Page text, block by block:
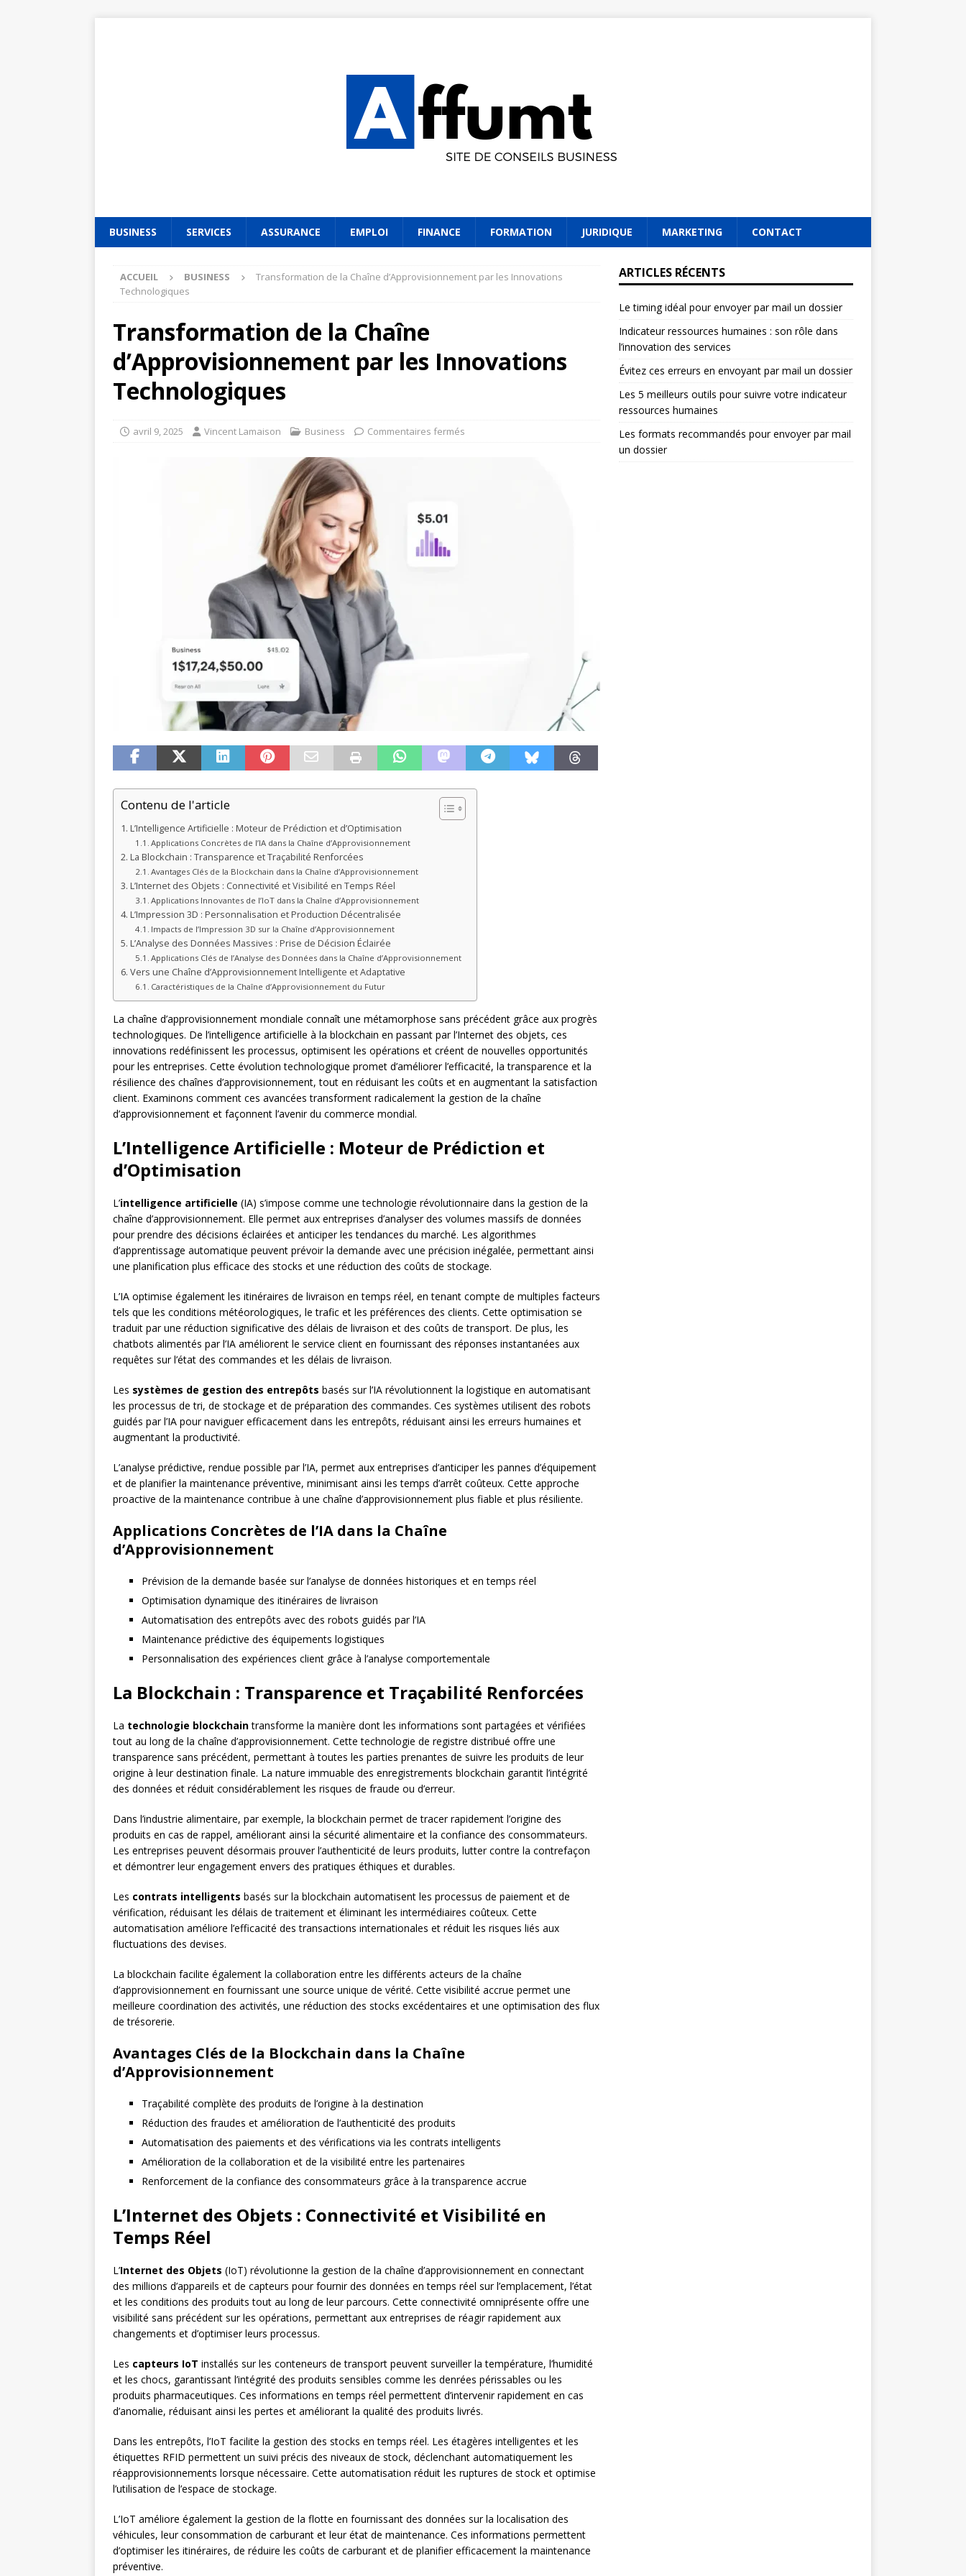
BUSINESS SERVICES ASSURANCE EMPLOI FINANCE FORMATION JURIDIQUE MARKETING CONTACT
ACCUEIL BUSINESS
Transformation de la Chaîne d’Approvisionnement par les Innovations
Technologiques
Transformation de la Chaîne
d’Approvisionnement par les Innovations
Technologiques
avril 9, 2025 Vincent Lamaison Business Commentaires fermés
Contenu de l'article
L’Intelligence Artificielle : Moteur de Prédiction et d’Optimisation
Applications Concrètes de l’IA dans la Chaîne d’Approvisionnement
La Blockchain : Transparence et Traçabilité Renforcées
Avantages Clés de la Blockchain dans la Chaîne d’Approvisionnement
L’Internet des Objets : Connectivité et Visibilité en Temps Réel
Applications Innovantes de l’IoT dans la Chaîne d’Approvisionnement
L’Impression 3D : Personnalisation et Production Décentralisée
Impacts de l’Impression 3D sur la Chaîne d’Approvisionnement
L’Analyse des Données Massives : Prise de Décision Éclairée
Applications Clés de l’Analyse des Données dans la Chaîne d’Approvisionnement
Vers une Chaîne d’Approvisionnement Intelligente et Adaptative
Caractéristiques de la Chaîne d’Approvisionnement du Futur
La chaîne d’approvisionnement mondiale connaît une métamorphose sans précédent grâce aux progrès
technologiques. De l’intelligence artificielle à la blockchain en passant par l’Internet des objets, ces
innovations redéfinissent les processus, optimisent les opérations et créent de nouvelles opportunités
pour les entreprises. Cette évolution technologique promet d’améliorer l’efficacité, la transparence et la
résilience des chaînes d’approvisionnement, tout en réduisant les coûts et en augmentant la satisfaction
client. Examinons comment ces avancées transforment radicalement la gestion de la chaîne
d’approvisionnement et façonnent l’avenir du commerce mondial.
L’Intelligence Artificielle : Moteur de Prédiction et
d’Optimisation
L’intelligence artificielle (IA) s’impose comme une technologie révolutionnaire dans la gestion de la
chaîne d’approvisionnement. Elle permet aux entreprises d’analyser des volumes massifs de données
pour prendre des décisions éclairées et anticiper les tendances du marché. Les algorithmes
d’apprentissage automatique peuvent prévoir la demande avec une précision inégalée, permettant ainsi
une planification plus efficace des stocks et une réduction des coûts de stockage.
L’IA optimise également les itinéraires de livraison en temps réel, en tenant compte de multiples facteurs
tels que les conditions météorologiques, le trafic et les préférences des clients. Cette optimisation se
traduit par une réduction significative des délais de livraison et des coûts de transport. De plus, les
chatbots alimentés par l’IA améliorent le service client en fournissant des réponses instantanées aux
requêtes sur l’état des commandes et les délais de livraison.
Les systèmes de gestion des entrepôts basés sur l’IA révolutionnent la logistique en automatisant
les processus de tri, de stockage et de préparation des commandes. Ces systèmes utilisent des robots
guidés par l’IA pour naviguer efficacement dans les entrepôts, réduisant ainsi les erreurs humaines et
augmentant la productivité.
L’analyse prédictive, rendue possible par l’IA, permet aux entreprises d’anticiper les pannes d’équipement
et de planifier la maintenance préventive, minimisant ainsi les temps d’arrêt coûteux. Cette approche
proactive de la maintenance contribue à une chaîne d’approvisionnement plus fiable et plus résiliente.
Applications Concrètes de l’IA dans la Chaîne
d’Approvisionnement
Prévision de la demande basée sur l’analyse de données historiques et en temps réel
Optimisation dynamique des itinéraires de livraison
Automatisation des entrepôts avec des robots guidés par l’IA
Maintenance prédictive des équipements logistiques
Personnalisation des expériences client grâce à l’analyse comportementale
La Blockchain : Transparence et Traçabilité Renforcées
La technologie blockchaintransforme la manière dont les informations sont partagées et vérifiées
tout au long de la chaîne d’approvisionnement. Cette technologie de registre distribué offre une
transparence sans précédent, permettant à toutes les parties prenantes de suivre les produits de leur
origine à leur destination finale. La nature immuable des enregistrements blockchain garantit l’intégrité
des données et réduit considérablement les risques de fraude ou d’erreur.
Dans l’industrie alimentaire, par exemple, la blockchain permet de tracer rapidement l’origine des
produits en cas de rappel, améliorant ainsi la sécurité alimentaire et la confiance des consommateurs.
Les entreprises peuvent désormais prouver l’authenticité de leurs produits, lutter contre la contrefaçon
et démontrer leur engagement envers des pratiques éthiques et durables.
Les contrats intelligents basés sur la blockchain automatisent les processus de paiement et de
vérification, réduisant les délais de traitement et éliminant les intermédiaires coûteux. Cette
automatisation améliore l’efficacité des transactions internationales et réduit les risques liés aux
fluctuations des devises.
La blockchain facilite également la collaboration entre les différents acteurs de la chaîne
d’approvisionnement en fournissant une source unique de vérité. Cette visibilité accrue permet une
meilleure coordination des activités, une réduction des stocks excédentaires et une optimisation des flux
de trésorerie.
Avantages Clés de la Blockchain dans la Chaîne
d’Approvisionnement
Traçabilité complète des produits de l’origine à la destination
Réduction des fraudes et amélioration de l’authenticité des produits
Automatisation des paiements et des vérifications via les contrats intelligents
Amélioration de la collaboration et de la visibilité entre les partenaires
Renforcement de la confiance des consommateurs grâce à la transparence accrue
L’Internet des Objets : Connectivité et Visibilité en
Temps Réel
L’Internet des Objets (IoT) révolutionne la gestion de la chaîne d’approvisionnement en connectant
des millions d’appareils et de capteurs pour fournir des données en temps réel sur l’emplacement, l’état
et les conditions des produits tout au long de leur parcours. Cette connectivité omniprésente offre une
visibilité sans précédent sur les opérations, permettant aux entreprises de réagir rapidement aux
changements et d’optimiser leurs processus.
Les capteurs IoT installés sur les conteneurs de transport peuvent surveiller la température, l’humidité
et les chocs, garantissant l’intégrité des produits sensibles comme les denrées périssables ou les
produits pharmaceutiques. Ces informations en temps réel permettent d’intervenir rapidement en cas
d’anomalie, réduisant ainsi les pertes et améliorant la qualité des produits livrés.
Dans les entrepôts, l’IoT facilite la gestion des stocks en temps réel. Les étagères intelligentes et les
étiquettes RFID permettent un suivi précis des niveaux de stock, déclenchant automatiquement les
réapprovisionnements lorsque nécessaire. Cette automatisation réduit les ruptures de stock et optimise
l’utilisation de l’espace de stockage.
L’IoT améliore également la gestion de la flotte en fournissant des données sur la localisation des
véhicules, leur consommation de carburant et leur état de maintenance. Ces informations permettent
d’optimiser les itinéraires, de réduire les coûts de carburant et de planifier efficacement la maintenance
préventive.
ARTICLES RÉCENTS
Le timing idéal pour envoyer par mail un dossier
Indicateur ressources humaines : son rôle dans
l’innovation des services
Évitez ces erreurs en envoyant par mail un dossier
Les 5 meilleurs outils pour suivre votre indicateur
ressources humaines
Les formats recommandés pour envoyer par mail
un dossier